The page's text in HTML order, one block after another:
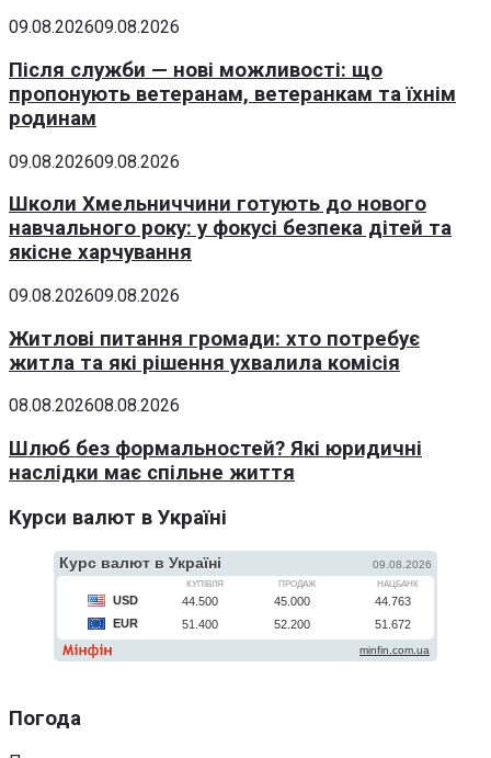
09.08.202609.08.2026
Після служби — нові можливості: що
пропонують ветеранам, ветеранкам та їхнім
родинам
09.08.202609.08.2026
Школи Хмельниччини готують до нового
навчального року: у фокусі безпека дітей та
якісне харчування
09.08.202609.08.2026
Житлові питання громади: хто потребує
житла та які рішення ухвалила комісія
08.08.202608.08.2026
Шлюб без формальностей? Які юридичні
наслідки має спільне життя
Курси валют в Україні
Погода